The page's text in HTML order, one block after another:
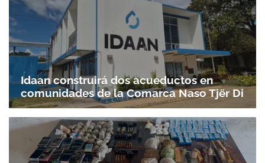
Idaan construirá dos acueductos en
comunidades de la Comarca Naso Tjër Di